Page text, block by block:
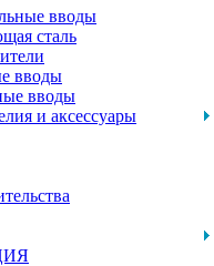
вводы
сталь
вводы
вводы
и аксессуары